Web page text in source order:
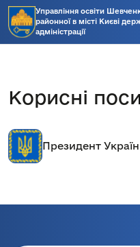
Управління освіти
районної в місті Києві
адміністрації
Корисні
Президент